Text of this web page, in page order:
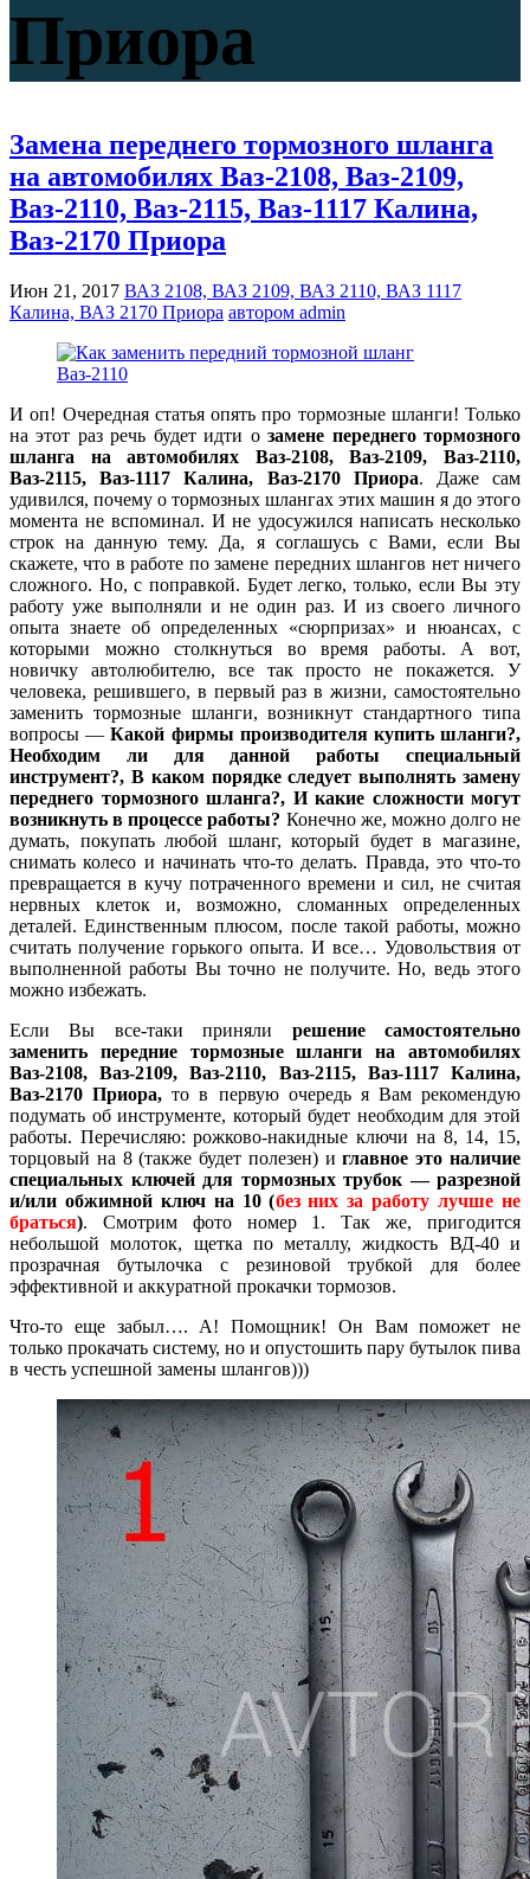
Приора
Замена переднего тормозного шланга
на автомобилях Ваз-2108, Ваз-2109,
Ваз-2110, Ваз-2115, Ваз-1117 Калина,
Ваз-2170 Приора
Июн 21, 2017 ВАЗ 2108, ВАЗ 2109, ВАЗ 2110, ВАЗ 1117
Калина, ВАЗ 2170 Приора автором admin
И оп! Очередная статья опять про тормозные шланги! Только
на этот раз речь будет идти озамене переднего тормозного
шланга на автомобилях Ваз-2108, Ваз-2109, Ваз-2110,
Ваз-2115, Ваз-1117 Калина, Ваз-2170 Приора. Даже сам
удивился, почему о тормозных шлангах этих машин я до этого
момента не вспоминал. И не удосужился написать несколько
строк на данную тему. Да, я соглашусь с Вами, если Вы
скажете, что в работе по замене передних шлангов нет ничего
сложного. Но, с поправкой. Будет легко, только, если Вы эту
работу уже выполняли и не один раз. И из своего личного
опыта знаете об определенных «сюрпризах» и нюансах, с
которыми можно столкнуться во время работы. А вот,
новичку автолюбителю, все так просто не покажется. У
человека, решившего, в первый раз в жизни, самостоятельно
заменить тормозные шланги, возникнут стандартного типа
вопросы —Какой фирмы производителя купить шланги?,
Необходим ли для данной работы специальный
инструмент?, В каком порядке следует выполнять замену
переднего тормозного шланга?, И какие сложности могут
возникнуть в процессе работы? Конечно же, можно долго не
думать, покупать любой шланг, который будет в магазине,
снимать колесо и начинать что-то делать. Правда, это что-то
превращается в кучу потраченного времени и сил, не считая
нервных клеток и, возможно, сломанных определенных
деталей. Единственным плюсом, после такой работы, можно
считать получение горького опыта. И все… Удовольствия от
выполненной работы Вы точно не получите. Но, ведь этого
можно избежать.
Если Вы все-таки приняли решение самостоятельно
заменить передние тормозные шланги на автомобилях
Ваз-2108, Ваз-2109, Ваз-2110, Ваз-2115, Ваз-1117 Калина,
Ваз-2170 Приора, то в первую очередь я Вам рекомендую
подумать об инструменте, который будет необходим для этой
работы. Перечисляю: рожково-накидные ключи на 8, 14, 15,
торцовый на 8 (также будет полезен) иглавное это наличие
специальных ключей для тормозных трубок — разрезной
и/или обжимной ключ на 10 (без них за работу лучше не
браться). Смотрим фото номер 1. Так же, пригодится
небольшой молоток, щетка по металлу, жидкость ВД-40 и
прозрачная бутылочка с резиновой трубкой для более
эффективной и аккуратной прокачки тормозов.
Что-то еще забыл…. А! Помощник! Он Вам поможет не
только прокачать систему, но и опустошить пару бутылок пива
в честь успешной замены шлангов)))